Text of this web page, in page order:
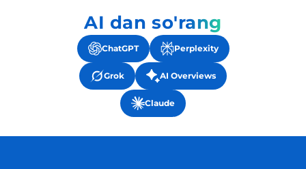
AI dan so'rang
ChatGPT Perplexity
Grok AI Overviews
Claude